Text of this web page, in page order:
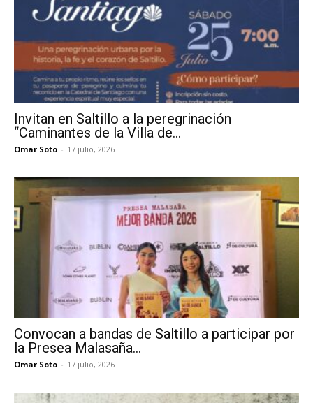
Invitan en Saltillo a la peregrinación
“Caminantes de la Villa de...
Omar Soto - 17 julio, 2026
Convocan a bandas de Saltillo a participar por
la Presea Malasaña...
Omar Soto - 17 julio, 2026